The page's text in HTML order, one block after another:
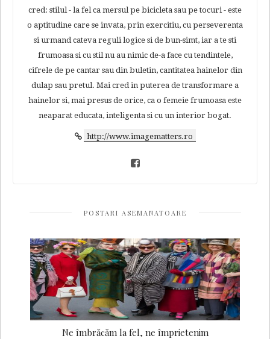
cred: stilul - la fel ca mersul pe bicicleta sau pe tocuri - este
o aptitudine care se invata, prin exercitiu, cu perseverenta
si urmand cateva reguli logice si de bun-simt, iar a te sti
frumoasa si cu stil nu au nimic de-a face cu tendintele,
cifrele de pe cantar sau din buletin, cantitatea hainelor din
dulap sau pretul. Mai cred in puterea de transformare a
hainelor si, mai presus de orice, ca o femeie frumoasa este
neaparat educata, inteligenta si cu un interior bogat.
http://www.imagematters.ro
POSTARI ASEMANATOARE
Ne îmbrăcăm la fel, ne împrietenim